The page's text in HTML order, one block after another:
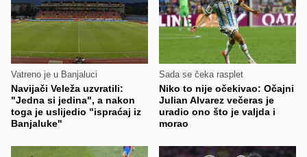
Vatreno je u Banjaluci
Navijači Veleža uzvratili:
"Jedna si jedina", a nakon
toga je uslijedio "ispraćaj iz
Banjaluke"
Sada se čeka rasplet
Niko to nije očekivao: Očajni
Julian Alvarez večeras je
uradio ono što je valjda i
morao